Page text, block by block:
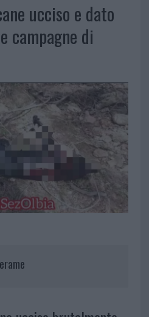
ucciso e dato
campagne di